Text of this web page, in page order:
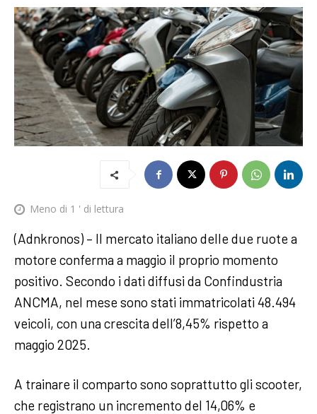
Meno di 1 ' di lettura
(Adnkronos) – Il mercato italiano delle due ruote a
motore conferma a maggio il proprio momento
positivo. Secondo i dati diffusi da Confindustria
ANCMA, nel mese sono stati immatricolati 48.494
veicoli, con una crescita dell’8,45% rispetto a
maggio 2025.
A trainare il comparto sono soprattutto gli scooter,
che registrano un incremento del 14,06% e